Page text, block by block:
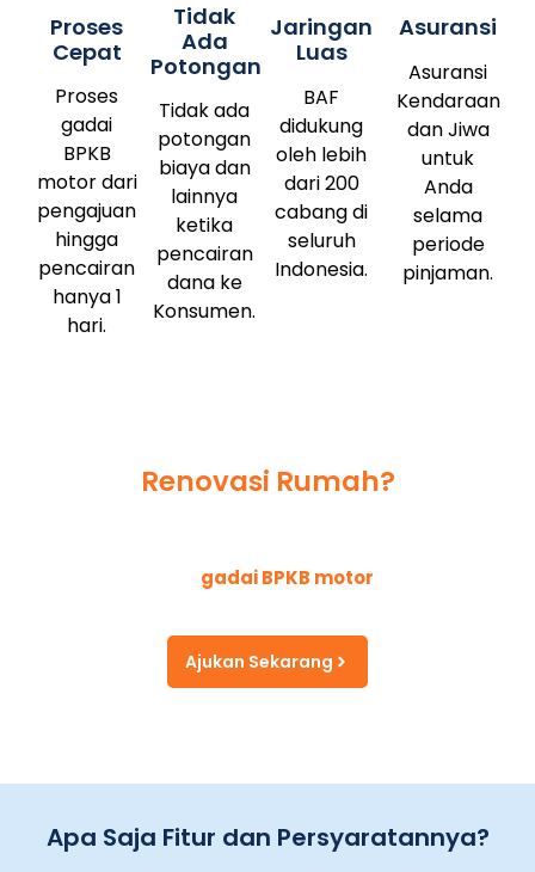
Proses
Cepat
Proses
gadai
BPKB
motor dari
pengajuan
hingga
pencairan
hanya 1
hari.
Tidak
Ada
Potongan
Tidak ada
potongan
biaya dan
lainnya
ketika
pencairan
dana ke
Konsumen.
Jaringan
Luas
BAF
didukung
oleh lebih
dari 200
cabang di
seluruh
Indonesia.
Asuransi
Asuransi
Kendaraan
dan Jiwa
untuk
Anda
selama
periode
pinjaman.
Renovasi Rumah?
gadai BPKB motor
Ajukan Sekarang
Apa Saja Fitur dan Persyaratannya?